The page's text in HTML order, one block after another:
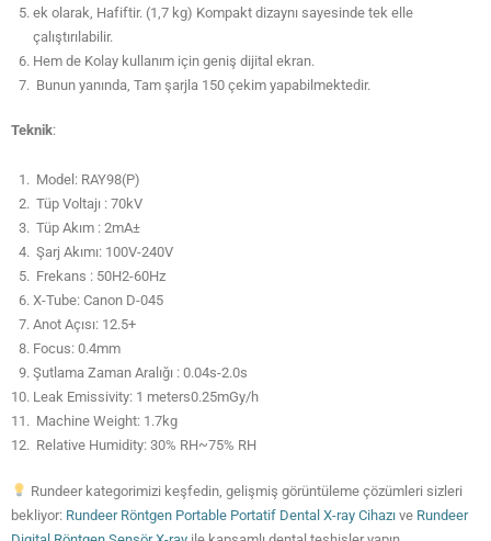
ek olarak, Hafiftir. (1,7 kg) Kompakt dizaynı sayesinde tek elle
çalıştırılabilir.
Hem de Kolay kullanım için geniş dijital ekran.
Bunun yanında, Tam şarjla 150 çekim yapabilmektedir.
Teknik:
Model: RAY98(P)
Tüp Voltajı : 70kV
Tüp Akım : 2mA±
Şarj Akımı: 100V-240V
Frekans : 50H2-60Hz
X-Tube: Canon D-045
Anot Açısı: 12.5+
Focus: 0.4mm
Şutlama Zaman Aralığı : 0.04s-2.0s
Leak Emissivity: 1 meters0.25mGy/h
Machine Weight: 1.7kg
Relative Humidity: 30% RH~75% RH
Rundeer kategorimizi keşfedin, gelişmiş görüntüleme çözümleri sizleri
bekliyor: Rundeer Röntgen Portable Portatif Dental X-ray Cihazı ve Rundeer